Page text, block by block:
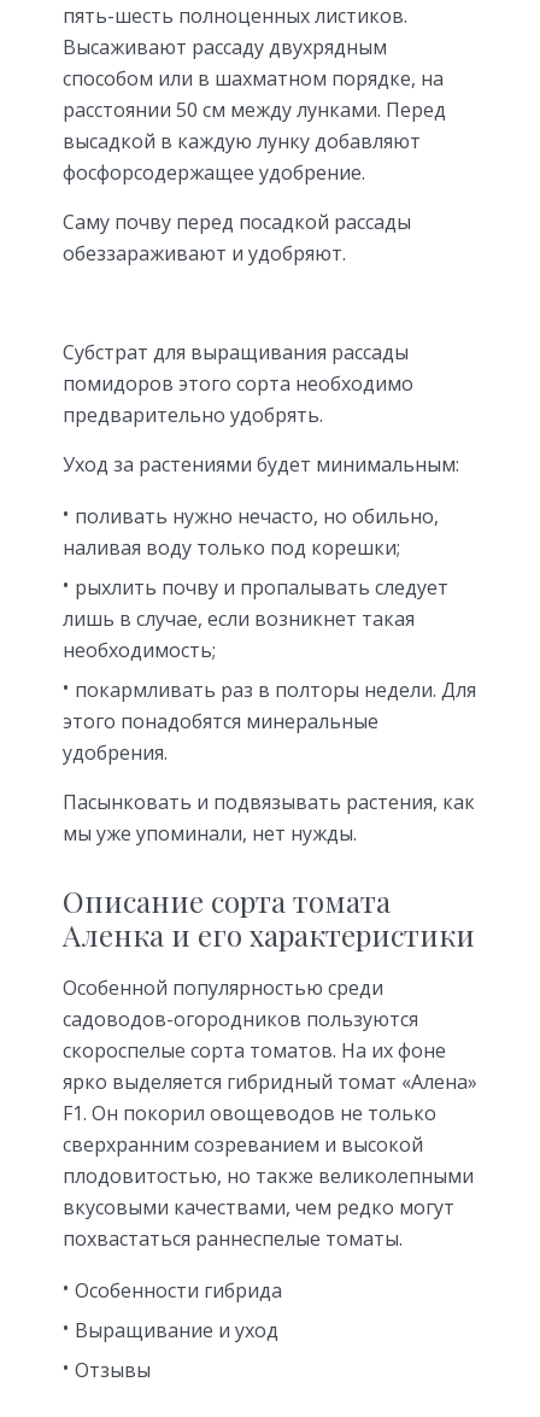
пять-шесть полноценных листиков.
Высаживают рассаду двухрядным
способом или в шахматном порядке, на
расстоянии 50 см между лунками. Перед
высадкой в каждую лунку добавляют
фосфорсодержащее удобрение.
Саму почву перед посадкой рассады
обеззараживают и удобряют.
Субстрат для выращивания рассады
помидоров этого сорта необходимо
предварительно удобрять.
Уход за растениями будет минимальным:
поливать нужно нечасто, но обильно,
наливая воду только под корешки;
рыхлить почву и пропалывать следует
лишь в случае, если возникнет такая
необходимость;
покармливать раз в полторы недели. Для
этого понадобятся минеральные
удобрения.
Пасынковать и подвязывать растения, как
мы уже упоминали, нет нужды.
Описание сорта томата
Аленка и его характеристики
Особенной популярностью среди
садоводов-огородников пользуются
скороспелые сорта томатов. На их фоне
ярко выделяется гибридный томат «Алена»
F1. Он покорил овощеводов не только
сверхранним созреванием и высокой
плодовитостью, но также великолепными
вкусовыми качествами, чем редко могут
похвастаться раннеспелые томаты.
Особенности гибрида
Выращивание и уход
Отзывы